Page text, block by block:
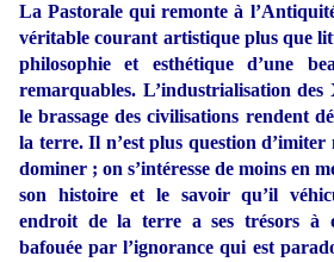
La Pastorale qui remonte à
véritable courant artistique plus que
philosophie et esthétique d’une
remarquables. L’industrialisation
le brassage des civilisations rendent
la terre. Il n’est plus question d’imiter
dominer ; on s’intéresse de moins en
son histoire et le savoir qu’il
endroit de la terre a ses trésors à
bafouée par l’ignorance qui est